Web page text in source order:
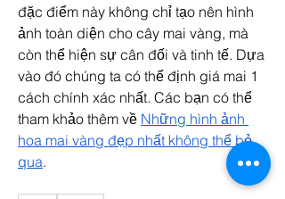
đặc điểm này không chỉ tạo nên hình
ảnh toàn diện cho cây mai vàng, mà
còn thể hiện sự cân đối và tinh tế. Dựa
vào đó chúng ta có thể định giá mai 1
cách chính xác nhất. Các bạn có thể
tham khảo thêm về Những hình ảnh
hoa mai vàng đẹp nhất không thể bỏ
qua.